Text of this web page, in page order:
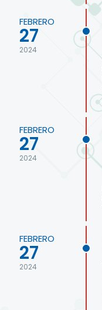
FEBRERO
27
2024
FEBRERO
27
2024
FEBRERO
27
2024